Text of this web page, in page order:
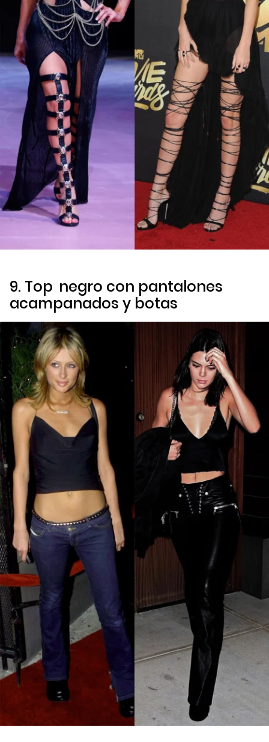
9. Top negro con pantalones
acampanados y botas